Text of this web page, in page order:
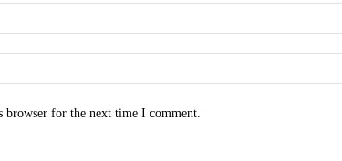
browser for the next time I comment.